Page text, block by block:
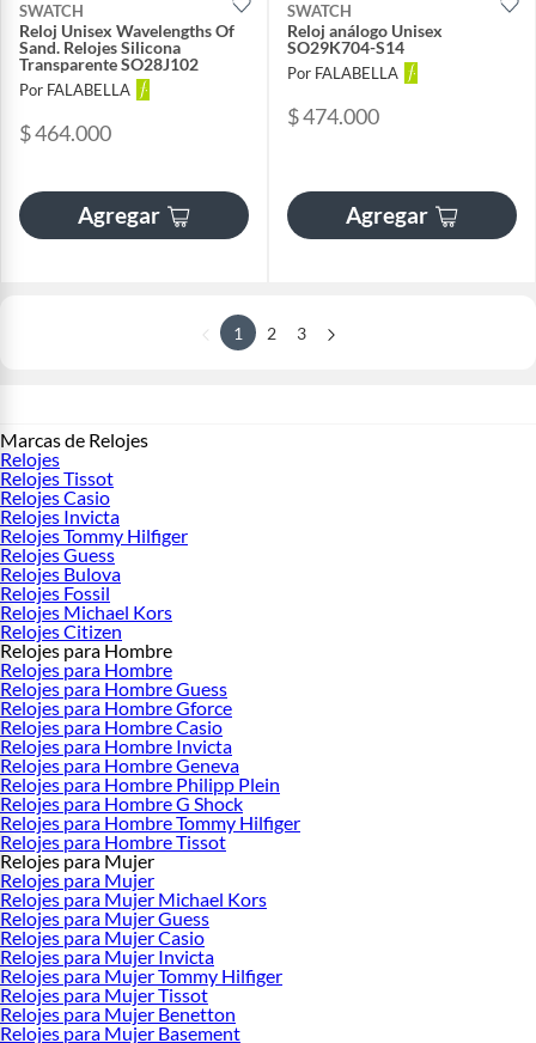
SWATCH
Reloj Unisex Wavelengths Of
Sand. Relojes Silicona
Transparente SO28J102
Por FALABELLA
$ 464.000
Agregar
SWATCH
Reloj análogo Unisex
SO29K704-S14
Por FALABELLA
$ 474.000
Agregar
1 2 3
Marcas de Relojes
Relojes
Relojes Tissot
Relojes Casio
Relojes Invicta
Relojes Tommy Hilfiger
Relojes Guess
Relojes Bulova
Relojes Fossil
Relojes Michael Kors
Relojes Citizen
Relojes para Hombre
Relojes para Hombre
Relojes para Hombre Guess
Relojes para Hombre Gforce
Relojes para Hombre Casio
Relojes para Hombre Invicta
Relojes para Hombre Geneva
Relojes para Hombre Philipp Plein
Relojes para Hombre G Shock
Relojes para Hombre Tommy Hilfiger
Relojes para Hombre Tissot
Relojes para Mujer
Relojes para Mujer
Relojes para Mujer Michael Kors
Relojes para Mujer Guess
Relojes para Mujer Casio
Relojes para Mujer Invicta
Relojes para Mujer Tommy Hilfiger
Relojes para Mujer Tissot
Relojes para Mujer Benetton
Relojes para Mujer Basement